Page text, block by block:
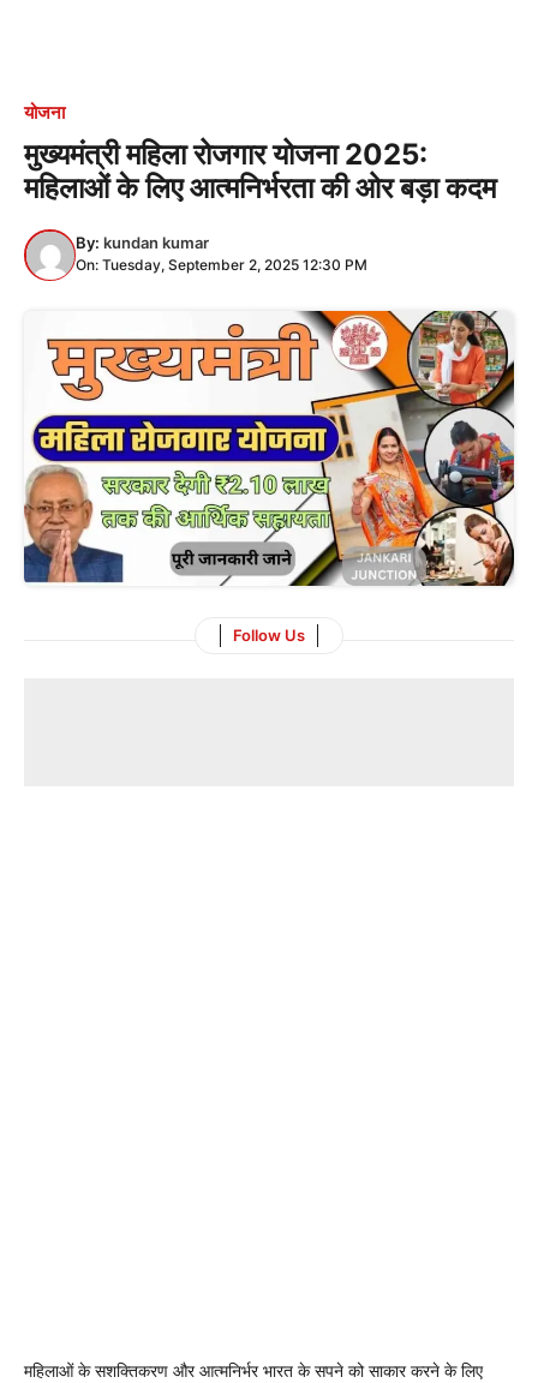
योजना
मुख्यमंत्री महिला रोजगार योजना 2025:
महिलाओं के लिए आत्मनिर्भरता की ओर बड़ा कदम
By: kundan kumar
On: Tuesday, September 2, 2025 12:30 PM
Follow Us
महिलाओं के सशक्तिकरण और आत्मनिर्भर भारत के सपने को साकार करने के लिए